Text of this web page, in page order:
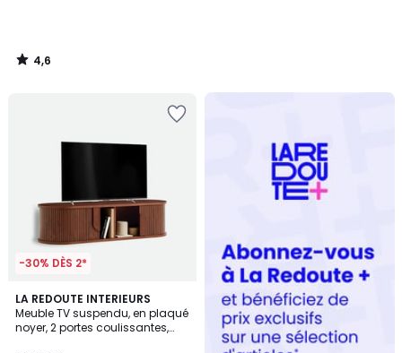
4,6
/
-30% DÈS 2*
LA REDOUTE INTERIEURS
Meuble TV suspendu, en plaqué
noyer, 2 portes coulissantes,